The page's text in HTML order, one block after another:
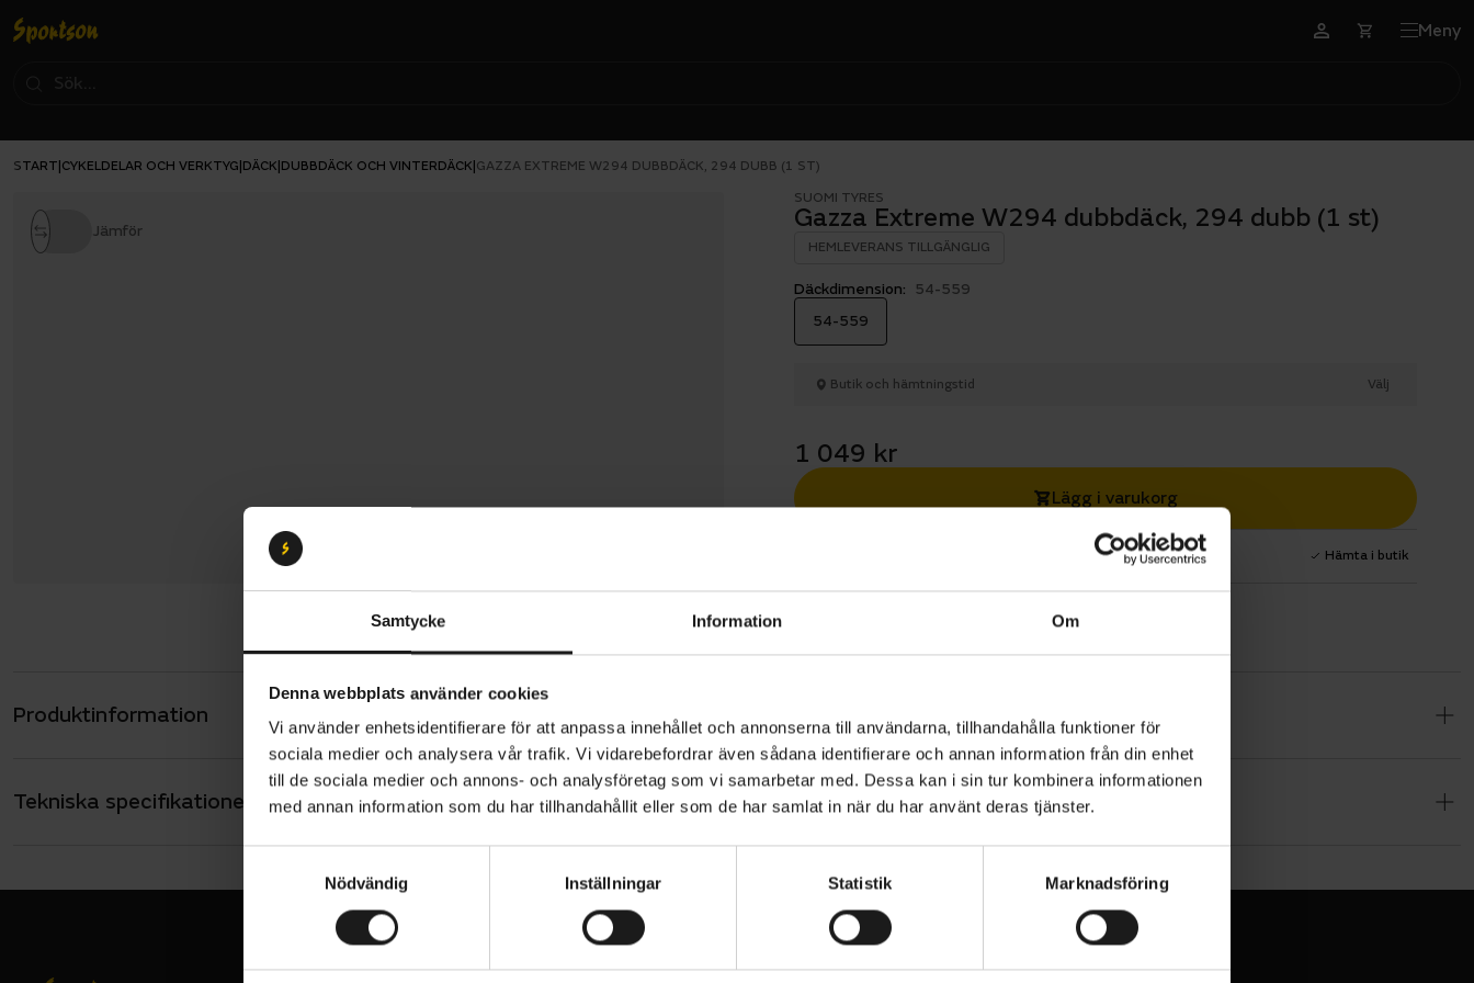
Samtycke Information Om
Denna webbplats använder cookies
Vi använder enhetsidentifierare för att anpassa innehållet och annonserna till användarna, tillhandahålla funktioner för
sociala medier och analysera vår trafik. Vi vidarebefordrar även sådana identifierare och annan information från din enhet
till de sociala medier och annons- och analysföretag som vi samarbetar med. Dessa kan i sin tur kombinera informationen
med annan information som du har tillhandahållit eller som de har samlat in när du har använt deras tjänster.
Nödvändig Inställningar Statistik Marknadsföring
Meny
START CYKELDELAR OCH VERKTYG DÄCK DUBBDÄCK OCH VINTERDÄCK GAZZA EXTREME W294 DUBBDÄCK, 294 DUBB (1 ST)
Jämför
SUOMI TYRES
Gazza Extreme W294 dubbdäck, 294 dubb (1 st)
HEMLEVERANS TILLGÄNGLIG
Däckdimension:
54-559
54-559
Butik och hämtningstid Välj
1 049 kr
Lägg i varukorg
1 års fri service Hämta i butik
Produktinformation
Suomi Tyres Gazza Extreme W294 dubbdäck med vassa ståldubb för MTB-
cykling på is och snö, tillverkade av Kevlar (vikbart) Non-Toxic gummiblandning,
särskilt anpassad för vinterbruk.
Däckstorlekar: 54-559 (26 x 2,1), 54-622 (29 x 2,1)
Material: dubbar i stål
Giftfri gummiblandning för vinterbruk
För MTB-cyklar på is och snö
Tekniska specifikationer Allmänt